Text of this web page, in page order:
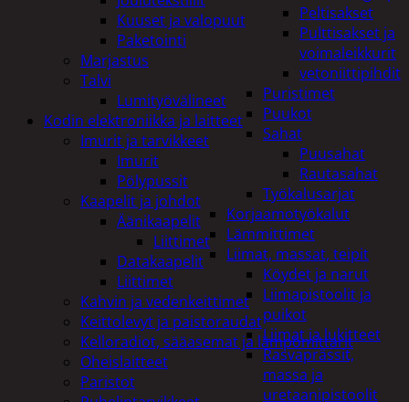
Peltisakset
Pulttisakset ja
voimaleikkurit
vetoniittipihdit
Puristimet
Puukot
Sahat
Puusahat
Rautasahat
Työkalusarjat
Korjaamotyökalut
Lämmittimet
Liimat, massat, teipit
Köydet ja narut
Liimapistoolit ja
puikot
Liimat ja lukitteet
Rasvaprässit,
massa ja
uretaanipistoolit
Kuuset ja valopuut
Paketointi
Marjastus
Talvi
Lumityövälineet
Kodin elektroniikka ja laitteet
Imurit ja tarvikkeet
Imurit
Pölypussit
Kaapelit ja johdot
Äänikaapelit
Liittimet
Datakaapelit
Liittimet
Kahvin ja vedenkeittimet
Keittolevyt ja paistoraudat
Kelloradiot, sääasemat ja lämpömittarit
Oheislaitteet
Paristot